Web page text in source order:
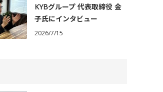
KYBグループ 代表取締役 金
子氏にインタビュー
2026/7/15